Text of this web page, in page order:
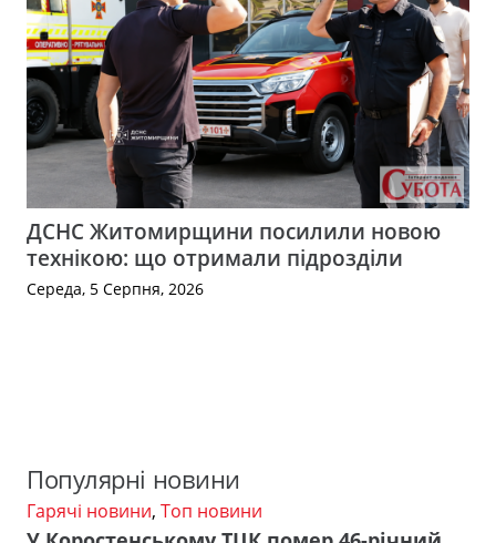
ДСНС Житомирщини посилили новою
технікою: що отримали підрозділи
Середа, 5 Серпня, 2026
Популярні новини
Гарячі новини, Топ новини